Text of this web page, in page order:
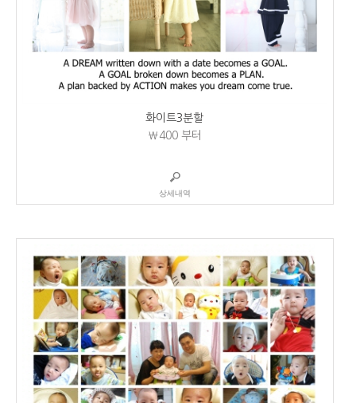
화이트3분할
₩400부터
상세내역